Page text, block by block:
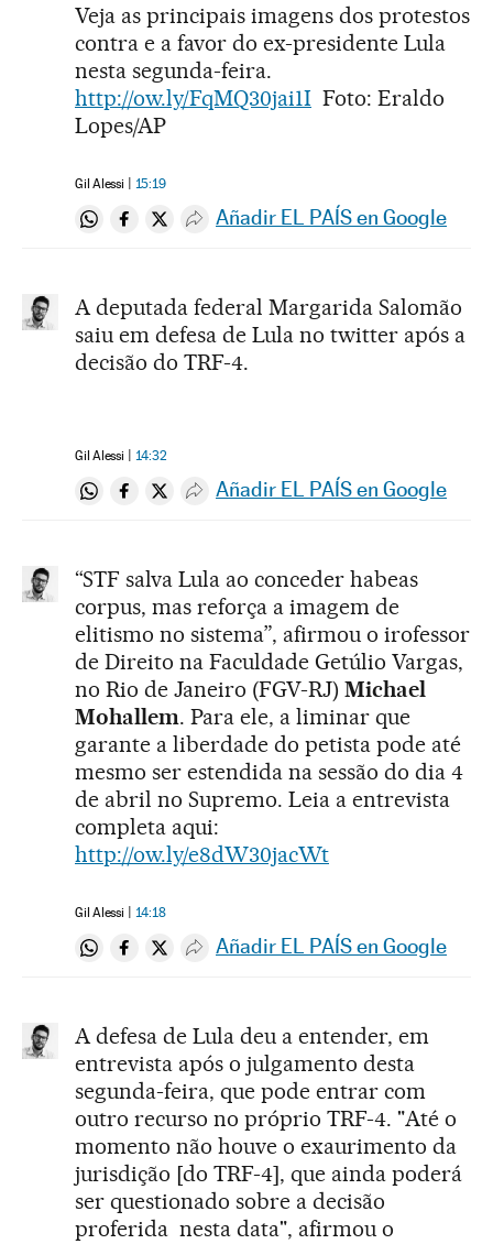
Veja as principais imagens dos protestos
contra e a favor do ex-presidente Lula
nesta segunda-feira.
http://ow.ly/FqMQ30jai1I Foto: Eraldo
Lopes/AP
Gil Alessi 15:19
Compartir en Whatsapp
Compartir en Facebook
Compartir en Twitter
Desplegar Redes Sociales
Añadir EL PAÍS en Google
A deputada federal Margarida Salomão
saiu em defesa de Lula no twitter após a
decisão do TRF-4.
Gil Alessi 14:32
Compartir en Whatsapp
Compartir en Facebook
Compartir en Twitter
Desplegar Redes Sociales
Añadir EL PAÍS en Google
“STF salva Lula ao conceder habeas
corpus, mas reforça a imagem de
elitismo no sistema”, afirmou o irofessor
de Direito na Faculdade Getúlio Vargas,
no Rio de Janeiro (FGV-RJ) Michael
Mohallem. Para ele, a liminar que
garante a liberdade do petista pode até
mesmo ser estendida na sessão do dia 4
de abril no Supremo. Leia a entrevista
completa aqui:
http://ow.ly/e8dW30jacWt
Gil Alessi 14:18
Compartir en Whatsapp
Compartir en Facebook
Compartir en Twitter
Desplegar Redes Sociales
Añadir EL PAÍS en Google
A defesa de Lula deu a entender, em
entrevista após o julgamento desta
segunda-feira, que pode entrar com
outro recurso no próprio TRF-4. "Até o
momento não houve o exaurimento da
jurisdição [do TRF-4], que ainda poderá
ser questionado sobre a decisão
proferida nesta data", afirmou o